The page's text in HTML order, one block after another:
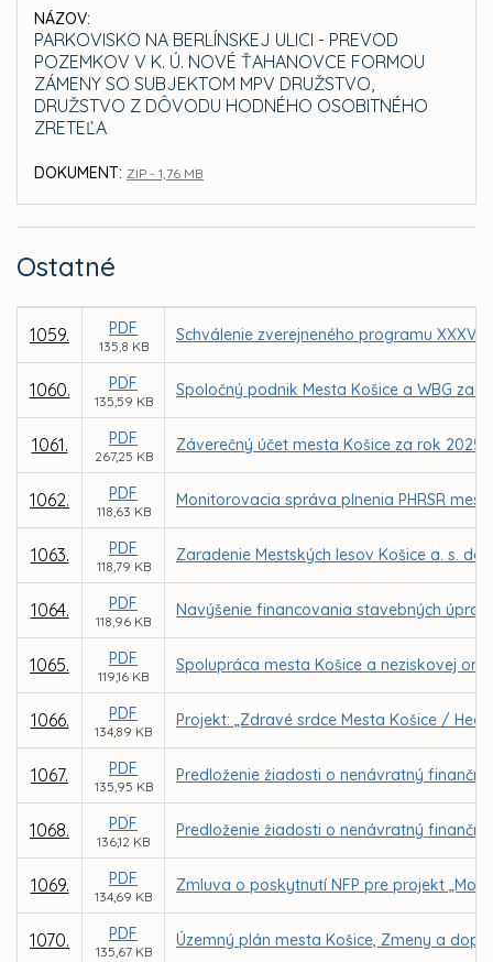
NÁZOV:
PARKOVISKO NA BERLÍNSKEJ ULICI - PREVOD
POZEMKOV V K. Ú. NOVÉ ŤAHANOVCE FORMOU
ZÁMENY SO SUBJEKTOM MPV DRUŽSTVO,
DRUŽSTVO Z DÔVODU HODNÉHO OSOBITNÉHO
ZRETEĽA
DOKUMENT: ZIP - 1,76 MB
Ostatné
1059. PDF
135,8 KB
Schválenie zverejneného programu XXXV.
1060. PDF
135,59 KB
Spoločný podnik Mesta Košice a WBG za
1061. PDF
267,25 KB
Záverečný účet mesta Košice za rok 2025
1062. PDF
118,63 KB
Monitorovacia správa plnenia PHRSR
1063. PDF
118,79 KB
Zaradenie Mestských lesov Košice a. s.
1064. PDF
118,96 KB
Navýšenie financovania stavebných
1065. PDF
119,16 KB
Spolupráca mesta Košice a neziskovej
1066. PDF
134,89 KB
Projekt: „Zdravé srdce Mesta Košice /
1067. PDF
135,95 KB
Predloženie žiadosti o nenávratný
1068. PDF
136,12 KB
Predloženie žiadosti o nenávratný
1069. PDF
134,69 KB
Zmluva o poskytnutí NFP pre projekt
1070. PDF
135,67 KB
Územný plán mesta Košice, Zmeny a